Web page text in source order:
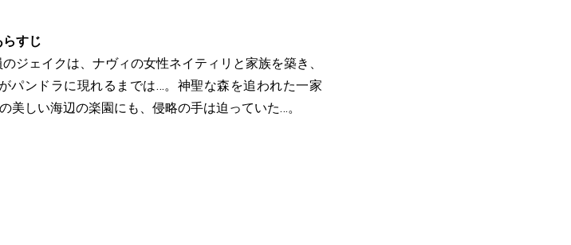
らすじ
ジェイクは、ナヴィの女性ネイティリと家族を築き、
パンドラに現れるまでは…。神聖な森を追われた一家
美しい海辺の楽園にも、侵略の手は迫っていた…。